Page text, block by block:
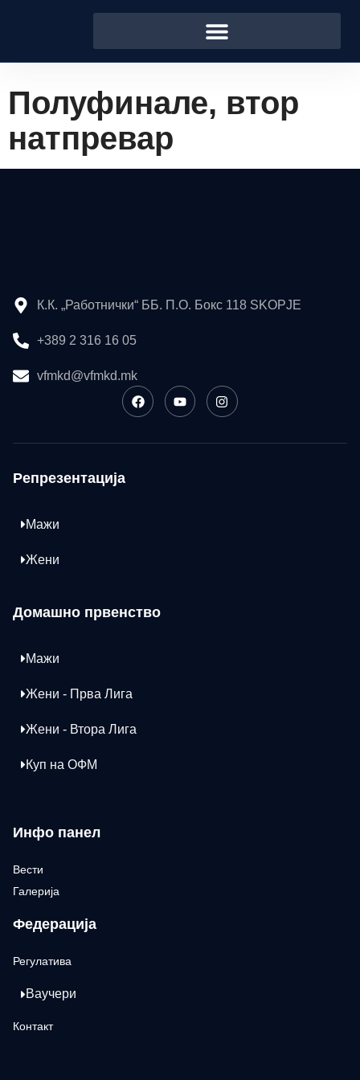
Полуфинале, втор
натпревар
К.К. „Работнички“ ББ. П.О. Бокс 118 SKOPJE
+389 2 316 16 05
vfmkd@vfmkd.mk
Репрезентација
Мажи
Жени
Домашно првенство
Мажи
Жени - Прва Лига
Жени - Втора Лига
Куп на ОФМ
Инфо панел
Вести
Галерија
Федерација
Регулатива
Ваучери
Контакт